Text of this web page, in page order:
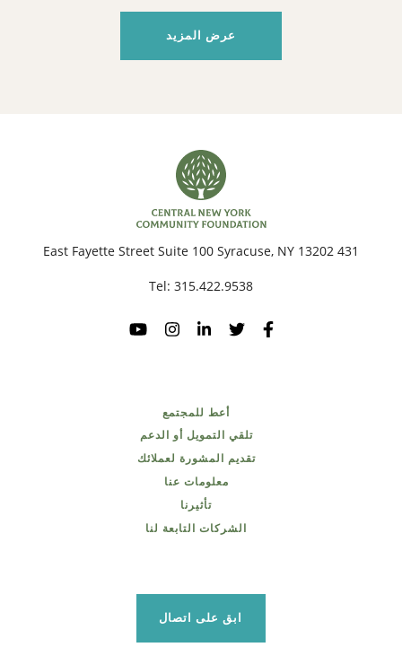
عرض المزيد
431 East Fayette Street Suite 100 Syracuse, NY 13202
Tel:315.422.9538
أعط للمجتمع
تلقي التمويل أو الدعم
تقديم المشورة لعملائك
معلومات عنا
تأثيرنا
الشركات التابعة لنا
ابق على اتصال